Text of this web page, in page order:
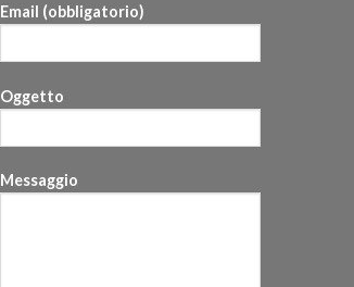
Email (obbligatorio)
Oggetto
Messaggio